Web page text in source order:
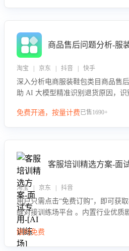
商品售后问题分析-服
淘宝 | 京东 | 抖音 | 快手
深入分析电商服装鞋包类目商品售
助 AI 大模型精准识别退货原因，
商家优化产品或服务，实现销售额的
免费开通，按量计费已售1690+
客服培训精选方案-面
淘宝 | 京东 | 抖音
用户只需点击“免费订购”，即可获
缝对接训练场平台 。内置行业优质
售后处理等全场景，消除复杂部署
间，助力企业快速启动智能客服训练
限时免费